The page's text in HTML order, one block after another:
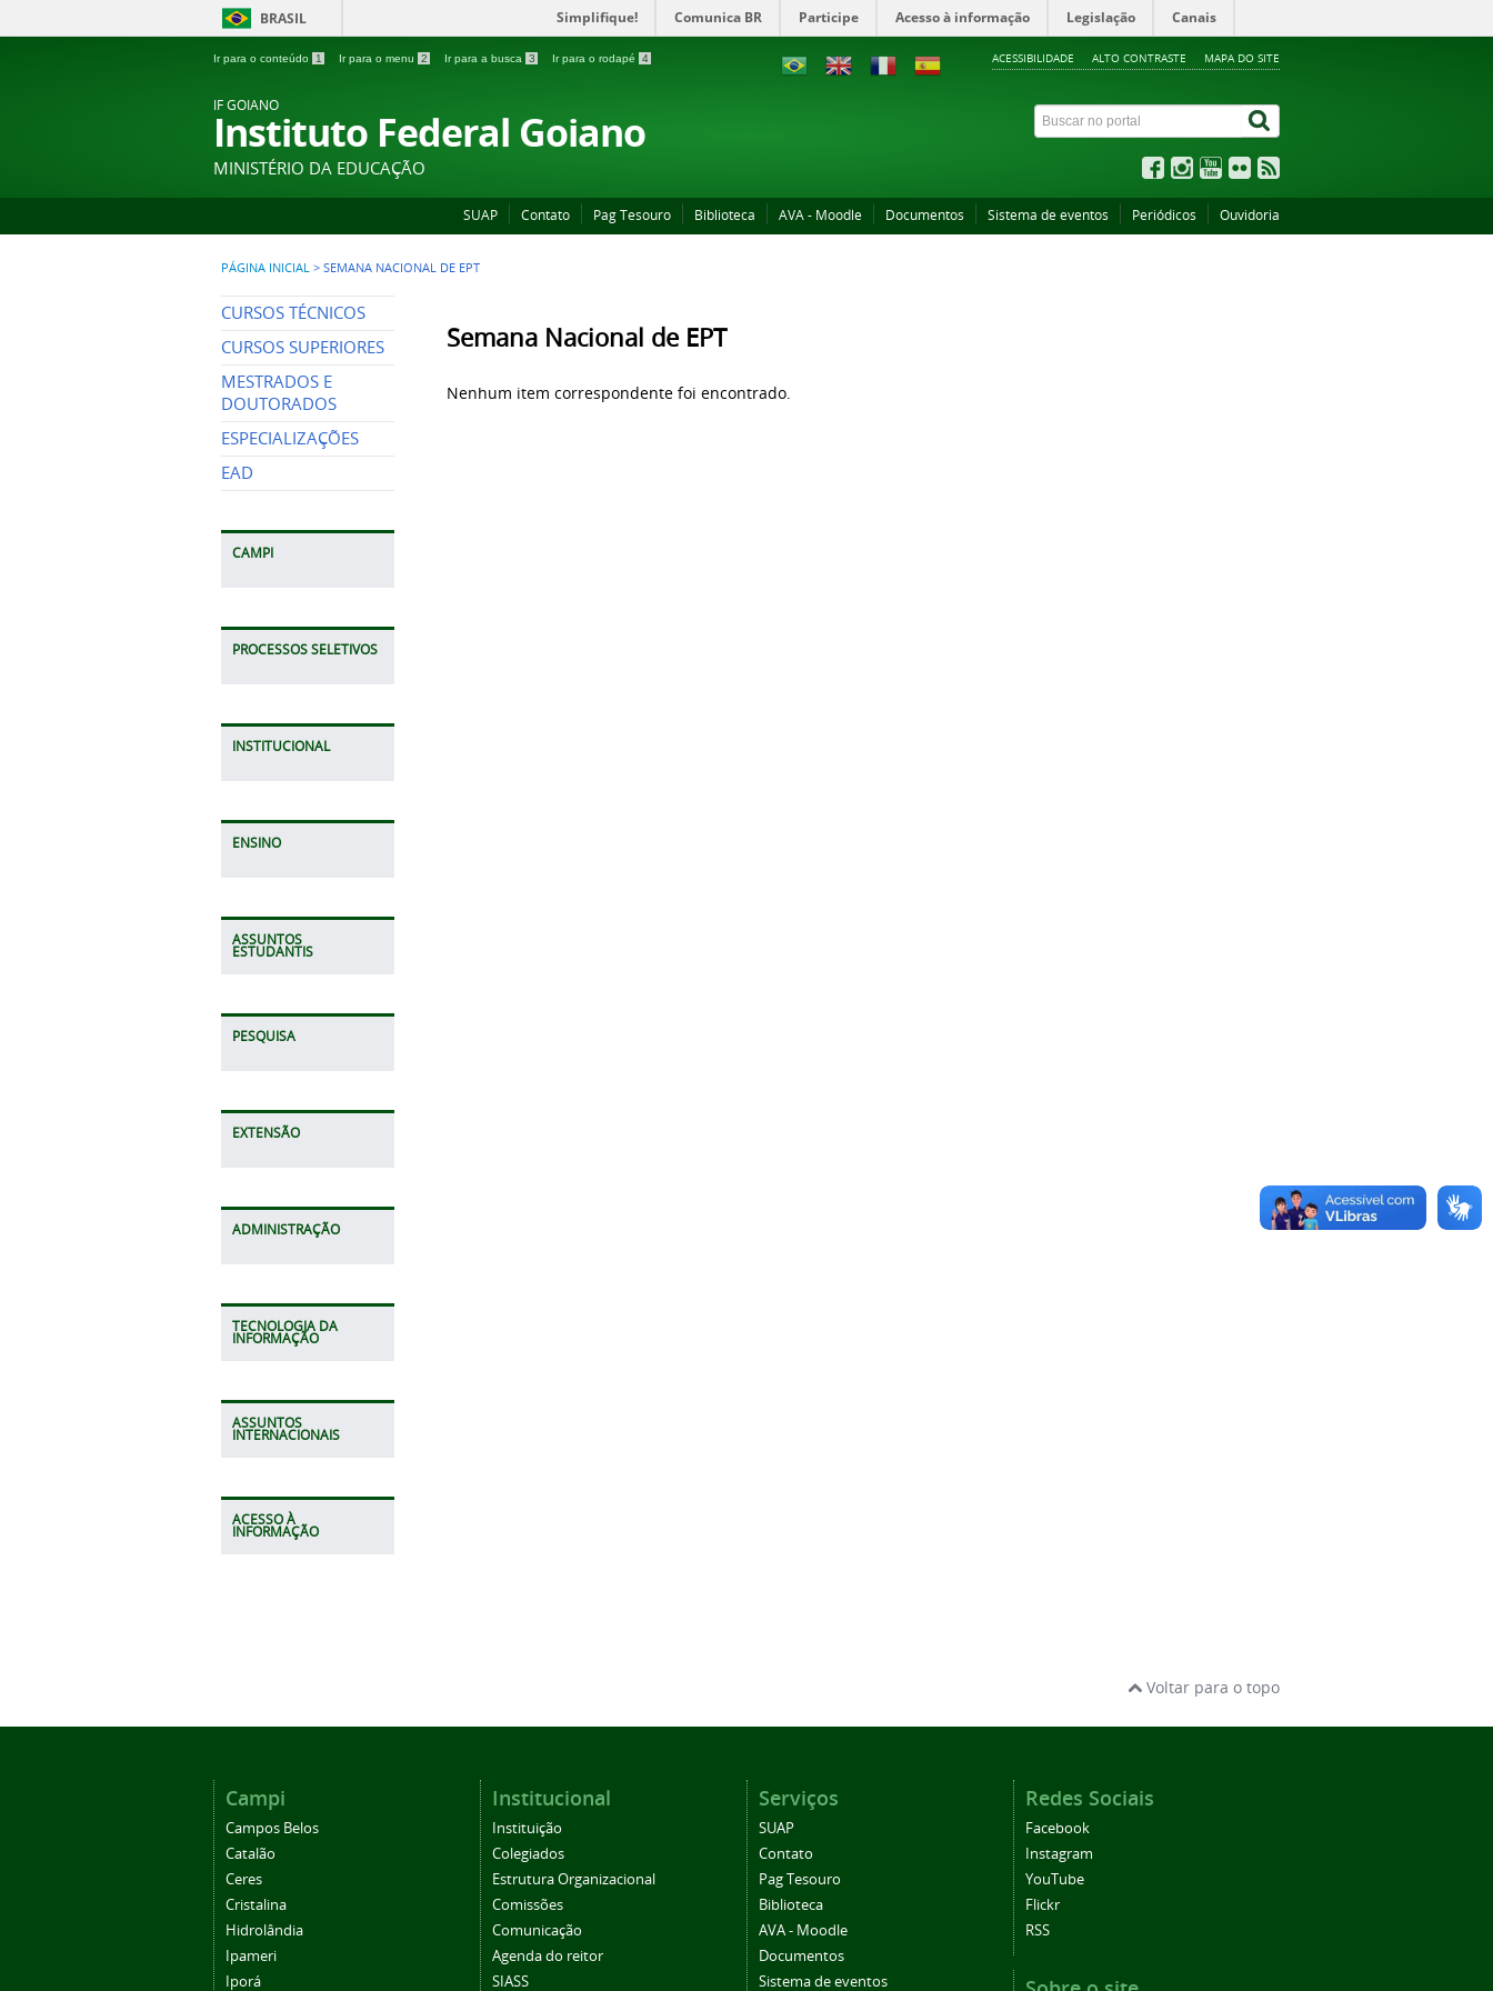
BRASIL Simplifique! Comunica BR Participe Acesso à informação Legislação Canais
Ir para o conteúdo 1 Ir para o menu 2 Ir para a busca 3 Ir para o rodapé 4 ACESSIBILIDADE ALTO CONTRASTE MAPA DO SITE
IF GOIANO
Instituto Federal Goiano
MINISTÉRIO DA EDUCAÇÃO
SUAP Contato Pag Tesouro Biblioteca AVA - Moodle Documentos Sistema de eventos Periódicos Ouvidoria
PÁGINA INICIAL > SEMANA NACIONAL DE EPT
CURSOS TÉCNICOS
CURSOS SUPERIORES
MESTRADOS E
DOUTORADOS
ESPECIALIZAÇÕES
EAD
CAMPI
PROCESSOS SELETIVOS
INSTITUCIONAL
ENSINO
ASSUNTOS
ESTUDANTIS
PESQUISA
EXTENSÃO
ADMINISTRAÇÃO
TECNOLOGIA DA
INFORMAÇÃO
ASSUNTOS
INTERNACIONAIS
ACESSO À
INFORMAÇÃO
Semana Nacional de EPT
Nenhum item correspondente foi encontrado.
Voltar para o topo
Campi
Campos Belos
Catalão
Ceres
Cristalina
Hidrolândia
Ipameri
Iporá
Institucional
Instituição
Colegiados
Estrutura Organizacional
Comissões
Comunicação
Agenda do reitor
SIASS
Serviços
SUAP
Contato
Pag Tesouro
Biblioteca
AVA - Moodle
Documentos
Sistema de eventos
Redes Sociais
Facebook
Instagram
YouTube
Flickr
RSS